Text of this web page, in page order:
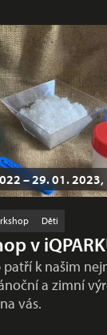
– 29. 01.
Děti
v
k našim
a zimní
vás.